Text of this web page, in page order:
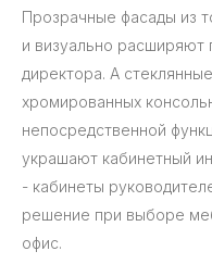
Прозрачные фасады из
и визуально расширяют
директора. А
хромированных
непосредственной
украшают кабинетный
- кабинеты
решение при выборе
офис.